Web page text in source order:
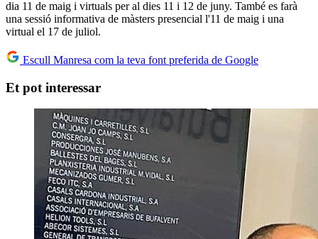
dia 11 de maig i virtuals per al dies 11 i 12 de juny. També es farà
una sessió informativa de màsters presencial l'11 de maig i una
virtual el 17 de juliol.
Escull Manresa com la teva font preferida de Google
Et pot interessar